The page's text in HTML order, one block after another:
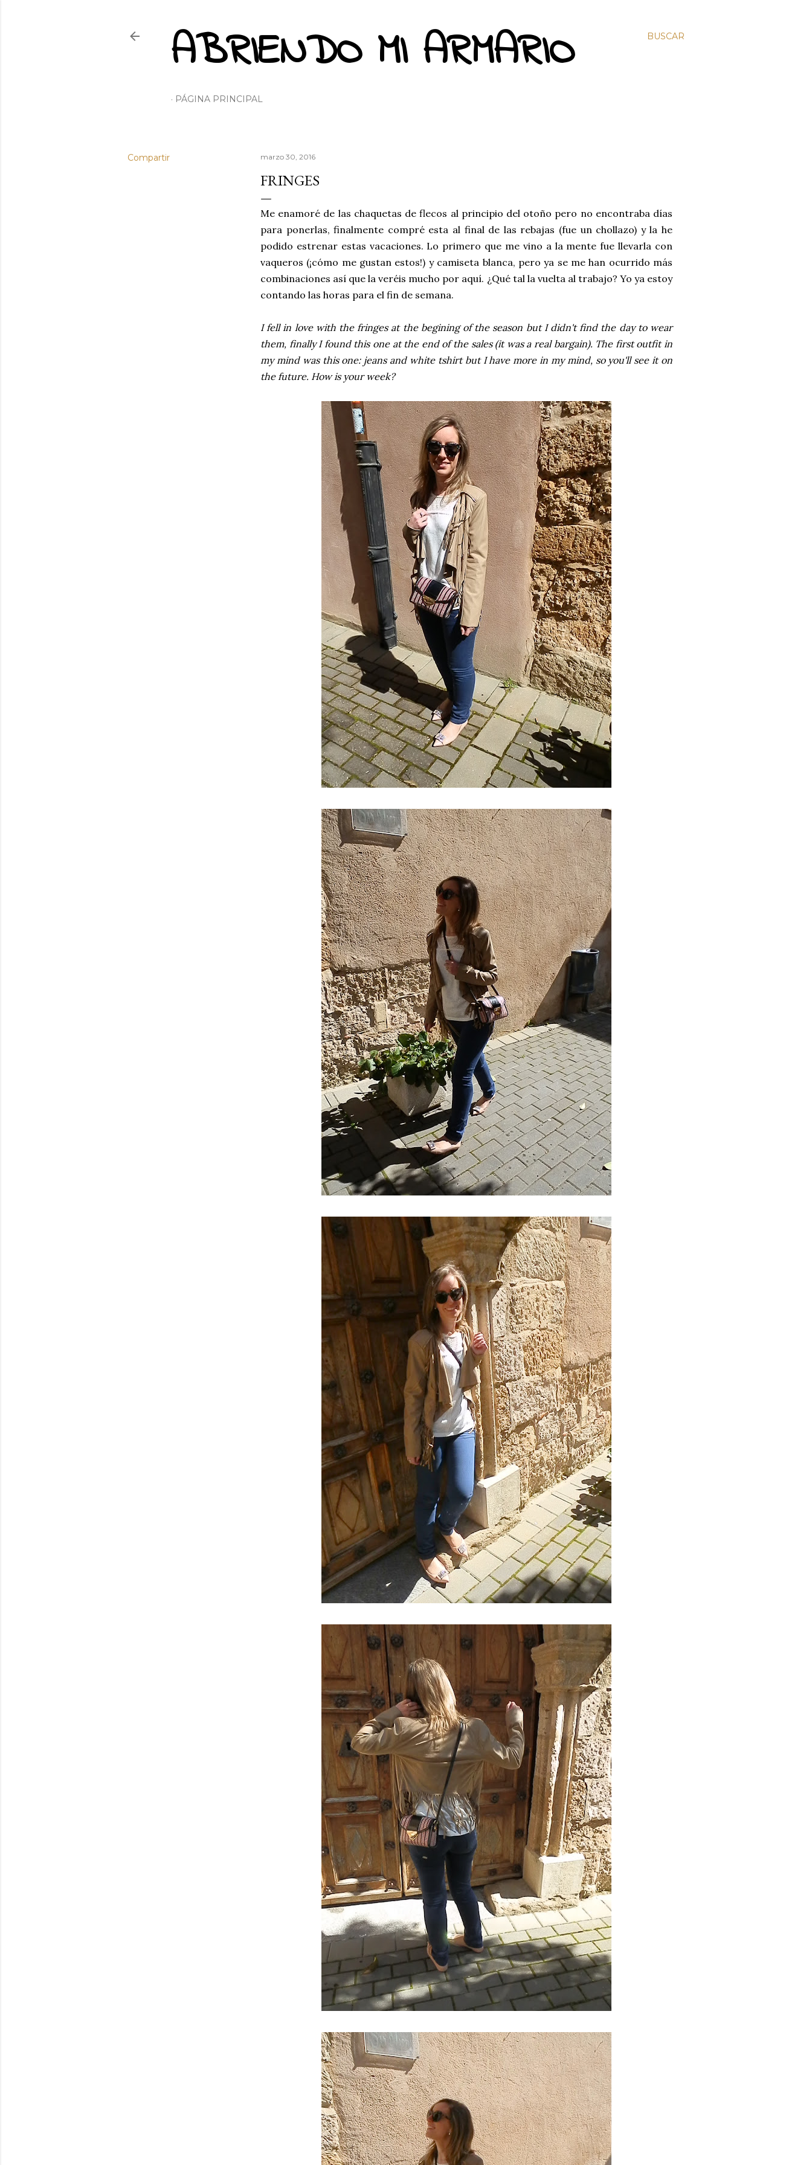
BUSCAR
ABRIENDO MI ARMARIO
PÁGINA PRINCIPAL
Compartir marzo 30, 2016
FRINGES
Me enamoré de las chaquetas de flecos al principio del otoño pero no encontraba días
para ponerlas, finalmente compré esta al final de las rebajas (fue un chollazo) y la he
podido estrenar estas vacaciones. Lo primero que me vino a la mente fue llevarla con
vaqueros (¡cómo me gustan estos!) y camiseta blanca, pero ya se me han ocurrido más
combinaciones así que la veréis mucho por aquí. ¿Qué tal la vuelta al trabajo? Yo ya estoy
contando las horas para el fin de semana.
I fell in love with the fringes at the begining of the season but I didn't find the day to wear
them, finally I found this one at the end of the sales (it was a real bargain). The first outfit in
my mind was this one: jeans and white tshirt but I have more in my mind, so you'll see it on
the future. How is your week?